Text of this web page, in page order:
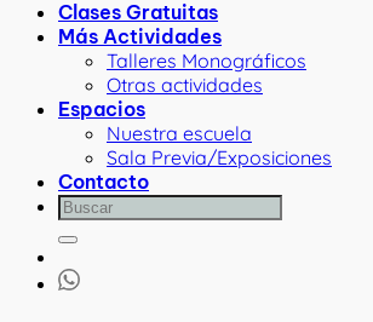
Clases Gratuitas
Más Actividades
Talleres Monográficos
Otras actividades
Espacios
Nuestra escuela
Sala Previa/Exposiciones
Contacto